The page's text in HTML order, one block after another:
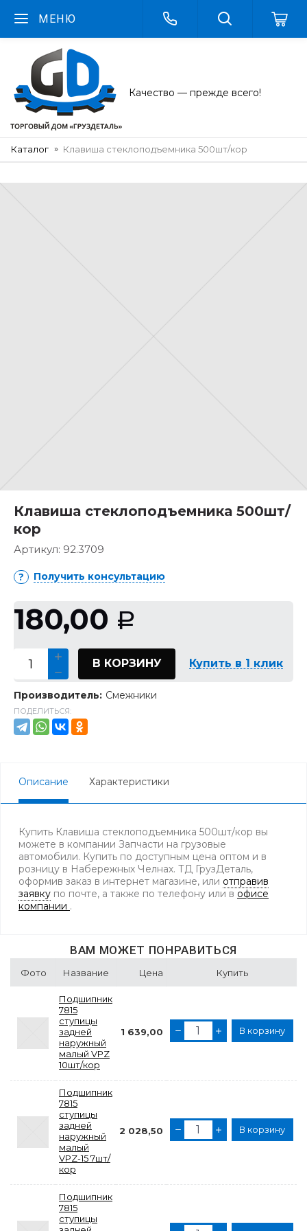
МЕНЮ
Качество — прежде всего!
Каталог Клавиша стеклоподъемника 500шт/кор
Клавиша стеклоподъемника 500шт/
кор
Артикул: 92.3709
Получить консультацию
180,00 Р
В КОРЗИНУ Купить в 1 клик
Производитель: Смежники
ПОДЕЛИТЬСЯ:
Описание Характеристики
Купить Клавиша стеклоподъемника 500шт/кор вы
можете в компании Запчасти на грузовые
автомобили. Купить по доступным цена оптом и в
розницу в Набережных Челнах. ТД ГрузДеталь,
оформив заказ в интернет магазине, или отправив
заявку по почте, а также по телефону или в офисе
компании .
ВАМ МОЖЕТ ПОНРАВИТЬСЯ
Фото Название Цена Купить
Подшипник
7815
ступицы
задней
наружный
малый VPZ
10шт/кор
1 639,00 В корзину
Подшипник
7815
ступицы
задней
наружный
малый
VPZ-15 7шт/
кор
2 028,50 В корзину
Подшипник
7815
ступицы